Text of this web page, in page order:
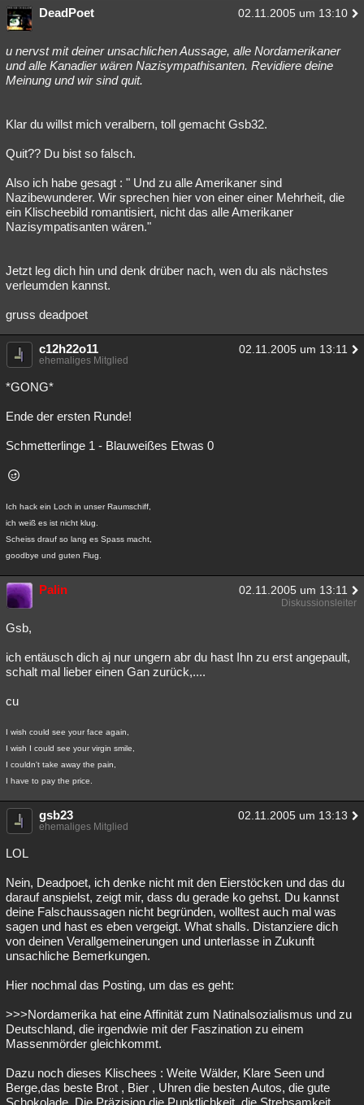
DeadPoet 02.11.2005 um 13:10
u nervst mit deiner unsachlichen Aussage, alle Nordamerikaner
und alle Kanadier wären Nazisympathisanten. Revidiere deine
Meinung und wir sind quit.
Klar du willst mich veralbern, toll gemacht Gsb32.
Quit?? Du bist so falsch.
Also ich habe gesagt : " Und zu alle Amerikaner sind
Nazibewunderer. Wir sprechen hier von einer einer Mehrheit, die
ein Klischeebild romantisiert, nicht das alle Amerikaner
Nazisympatisanten wären."
Jetzt leg dich hin und denk drüber nach, wen du als nächstes
verleumden kannst.
gruss deadpoet
c12h22o11 02.11.2005 um 13:11
ehemaliges Mitglied
*GONG*
Ende der ersten Runde!
Schmetterlinge 1 - Blauweißes Etwas 0
Ich hack ein Loch in unser Raumschiff,
ich weiß es ist nicht klug.
Scheiss drauf so lang es Spass macht,
goodbye und guten Flug.
Palin 02.11.2005 um 13:11
Diskussionsleiter
Gsb,
ich entäusch dich aj nur ungern abr du hast Ihn zu erst angepault,
schalt mal lieber einen Gan zurück,....
cu
I wish could see your face again,
I wish I could see your virgin smile,
I couldn't take away the pain,
I have to pay the price.
gsb23 02.11.2005 um 13:13
ehemaliges Mitglied
LOL
Nein, Deadpoet, ich denke nicht mit den Eierstöcken und das du
darauf anspielst, zeigt mir, dass du gerade ko gehst. Du kannst
deine Falschaussagen nicht begründen, wolltest auch mal was
sagen und hast es eben vergeigt. What shalls. Distanziere dich
von deinen Verallgemeinerungen und unterlasse in Zukunft
unsachliche Bemerkungen.
Hier nochmal das Posting, um das es geht:
>>>Nordamerika hat eine Affinität zum Natinalsozialismus und zu
Deutschland, die irgendwie mit der Faszination zu einem
Massenmörder gleichkommt.
Dazu noch dieses Klischees : Weite Wälder, Klare Seen und
Berge,das beste Brot , Bier , Uhren die besten Autos, die gute
Schokolade. Die Präzision die Punktlichkeit, die Strebsamkeit.